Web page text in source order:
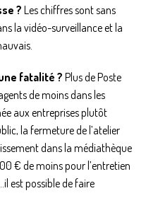
? Les chiffres sont sans
la vidéo-surveillance et la
fatalité ? Plus de Poste
de moins dans les
aux entreprises plutôt
la fermeture de l’atelier
dans la médiathèque
€ de moins pour l’entretien
est possible de faire